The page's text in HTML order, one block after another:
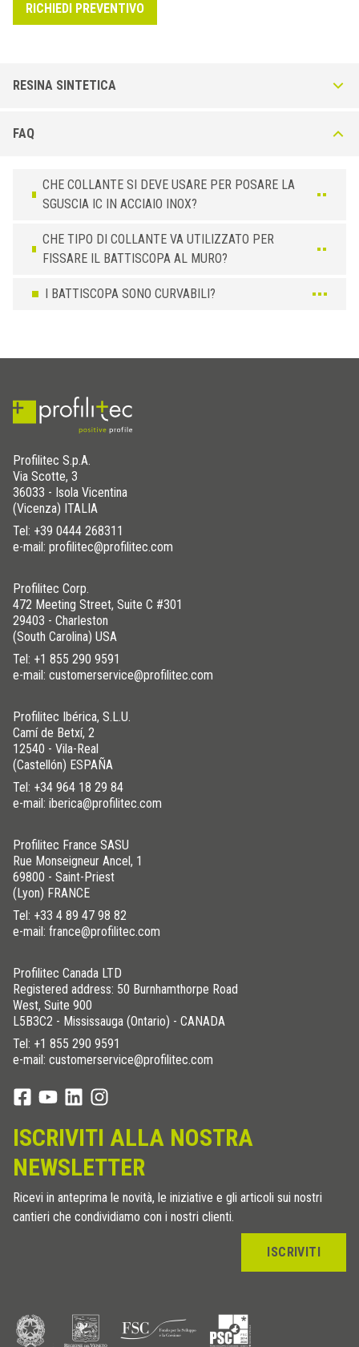
RICHIEDI PREVENTIVO
RESINA SINTETICA
Battiscopa in Resina Sintetica colorato nell’intera massa, da utilizzarsi
piccole graffiature. Disponibile in Bianco Puro (P11).
FAQ
CHE COLLANTE SI DEVE USARE PER POSARE LA
SGUSCIA IC IN ACCIAIO INOX?
CHE TIPO DI COLLANTE VA UTILIZZATO PER
FISSARE IL BATTISCOPA AL MURO?
I BATTISCOPA SONO CURVABILI?
Profilitec S.p.A.
Via Scotte, 3
36033 - Isola Vicentina
(Vicenza) ITALIA
Tel: +39 0444 268311
e-mail: profilitec@profilitec.com
Profilitec Corp.
472 Meeting Street, Suite C #301
29403 - Charleston
(South Carolina) USA
Tel: +1 855 290 9591
e-mail: customerservice@profilitec.com
Profilitec Ibérica, S.L.U.
Camí de Betxí, 2
12540 - Vila-Real
(Castellón) ESPAÑA
Tel: +34 964 18 29 84
e-mail: iberica@profilitec.com
Profilitec France SASU
Rue Monseigneur Ancel, 1
69800 - Saint-Priest
(Lyon) FRANCE
Tel: +33 4 89 47 98 82
e-mail: france@profilitec.com
Profilitec Canada LTD
Registered address: 50 Burnhamthorpe Road
West, Suite 900
L5B3C2 - Mississauga (Ontario) - CANADA
Tel: +1 855 290 9591
e-mail: customerservice@profilitec.com
ISCRIVITI ALLA NOSTRA
NEWSLETTER
Ricevi in anteprima le novità, le iniziative e gli articoli sui nostri
cantieri che condividiamo con i nostri clienti.
ISCRIVITI